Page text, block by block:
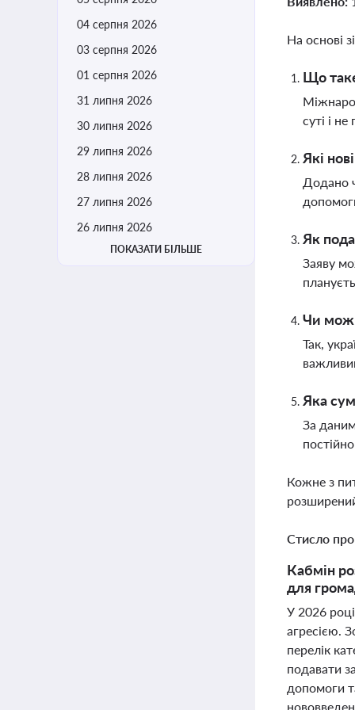
04 серпня 2026
03 серпня 2026
01 серпня 2026
31 липня 2026
30 липня 2026
29 липня 2026
28 липня 2026
27 липня 2026
26 липня 2026
ПОКАЗАТИ БІЛЬШЕ
На основі
Що
суті і
Які
Додано
Як
Заяву
Чи
Так,
Яка
За
Кожне з
Стисло
Кабмін
для
У 2026
агресією.
перелік
подавати
допомоги